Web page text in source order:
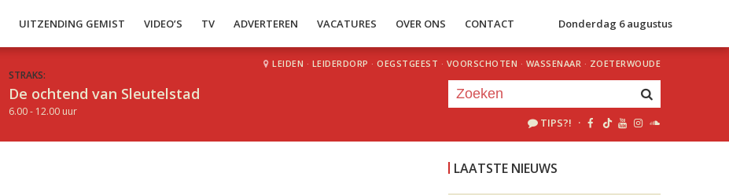
UITZENDING GEMIST VIDEO’S TV ADVERTEREN VACATURES OVER ONS CONTACT Donderdag 6 augustus
STRAKS:
De ochtend van Sleutelstad
6.00 - 12.00 uur
LEIDEN · LEIDERDORP · OEGSTGEEST · VOORSCHOTEN · WASSENAAR · ZOETERWOUDE
TIPS?! ·
LAATSTE NIEUWS